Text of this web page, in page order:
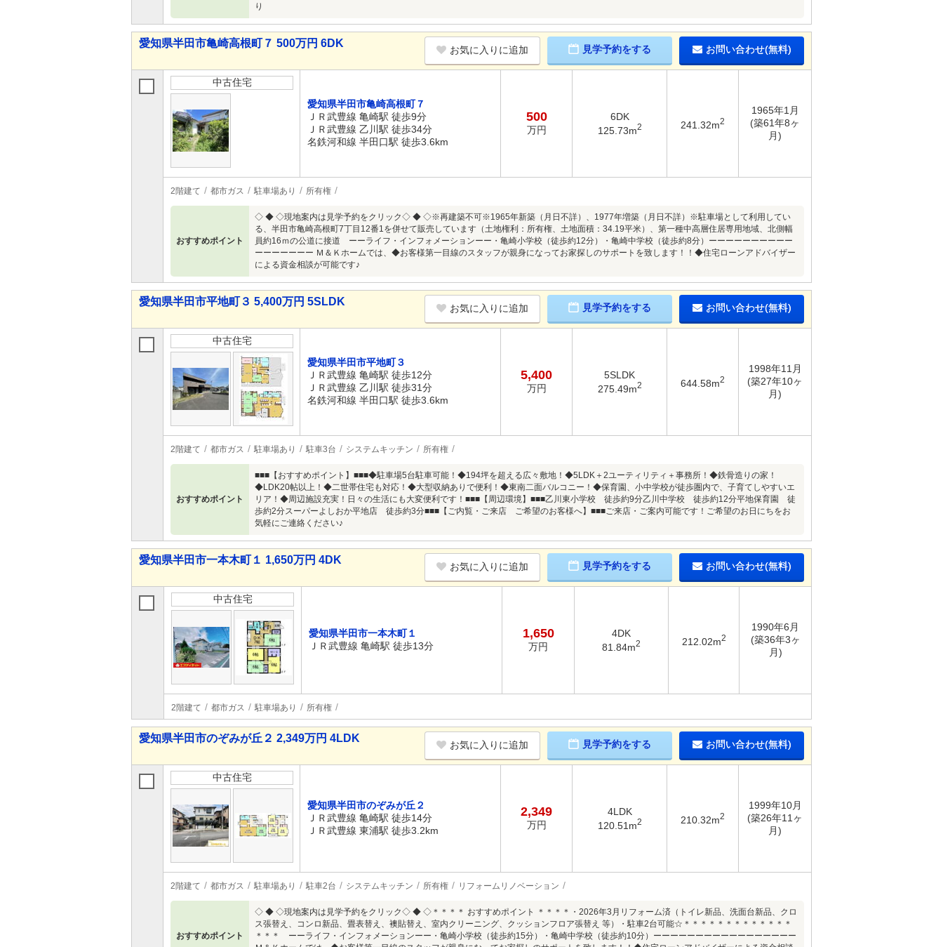
り
愛知県半田市亀崎高根町７ 500万円 6DK
お気に入りに追加 見学予約をする お問い合わせ(無料)
中古住宅
愛知県半田市亀崎高根町７
ＪＲ武豊線 亀崎駅 徒歩9分
ＪＲ武豊線 乙川駅 徒歩34分
名鉄河和線 半田口駅 徒歩3.6km
500
万円
6DK
125.73m2 241.32m2
1965年1月
(築61年8ヶ
月)
2階建て 都市ガス 駐車場あり 所有権
おすすめポイント
◇ ◆ ◇現地案内は見学予約をクリック◇ ◆ ◇※再建築不可※1965年新築（月日不詳）、1977年増築（月日不詳）※駐車場として利用してい
る、半田市亀崎高根町7丁目12番1を併せて販売しています（土地権利：所有権、土地面積：34.19平米）、第一種中高層住居専用地域、北側幅
員約16ｍの公道に接道 ーーライフ・インフォメーションーー・亀崎小学校（徒歩約12分）・亀崎中学校（徒歩約8分）ーーーーーーーーーー
ーーーーーーー Ｍ＆Ｋホームでは、◆お客様第一目線のスタッフが親身になってお家探しのサポートを致します！！◆住宅ローンアドバイザー
による資金相談が可能です♪
愛知県半田市平地町３ 5,400万円 5SLDK
お気に入りに追加 見学予約をする お問い合わせ(無料)
中古住宅
愛知県半田市平地町３
ＪＲ武豊線 亀崎駅 徒歩12分
ＪＲ武豊線 乙川駅 徒歩31分
名鉄河和線 半田口駅 徒歩3.6km
5,400
万円
5SLDK
275.49m2 644.58m2
1998年11月
(築27年10ヶ
月)
2階建て 都市ガス 駐車場あり 駐車3台 システムキッチン 所有権
おすすめポイント
■■■【おすすめポイント】■■■◆駐車場5台駐車可能！◆194坪を超える広々敷地！◆5LDK＋2ユーティリティ＋事務所！◆鉄骨造りの家！
◆LDK20帖以上！◆二世帯住宅も対応！◆大型収納ありで便利！◆東南二面バルコニー！◆保育園、小中学校が徒歩圏内で、子育てしやすいエ
リア！◆周辺施設充実！日々の生活にも大変便利です！■■■【周辺環境】■■■乙川東小学校 徒歩約9分乙川中学校 徒歩約12分平地保育園 徒
歩約2分スーパーよしおか平地店 徒歩約3分■■■【ご内覧・ご来店 ご希望のお客様へ】■■■ご来店・ご案内可能です！ご希望のお日にちをお
気軽にご連絡ください♪
愛知県半田市一本木町１ 1,650万円 4DK
お気に入りに追加 見学予約をする お問い合わせ(無料)
中古住宅
愛知県半田市一本木町１
ＪＲ武豊線 亀崎駅 徒歩13分
1,650
万円
4DK
81.84m2 212.02m2
1990年6月
(築36年3ヶ
月)
2階建て 都市ガス 駐車場あり 所有権
愛知県半田市のぞみが丘２ 2,349万円 4LDK
お気に入りに追加 見学予約をする お問い合わせ(無料)
中古住宅
愛知県半田市のぞみが丘２
ＪＲ武豊線 亀崎駅 徒歩14分
ＪＲ武豊線 東浦駅 徒歩3.2km
2,349
万円
4LDK
120.51m2 210.32m2
1999年10月
(築26年11ヶ
月)
2階建て 都市ガス 駐車場あり 駐車2台 システムキッチン 所有権 リフォームリノベーション
おすすめポイント
◇ ◆ ◇現地案内は見学予約をクリック◇ ◆ ◇＊＊＊＊ おすすめポイント ＊＊＊＊・2026年3月リフォーム済（トイレ新品、洗面台新品、クロ
ス張替え、コンロ新品、畳表替え、襖貼替え、室内クリーニング、クッションフロア張替え 等）・駐車2台可能☆＊＊＊＊＊＊＊＊＊＊＊＊＊
＊＊＊ ーーライフ・インフォメーションーー・亀崎小学校（徒歩約15分）・亀崎中学校（徒歩約10分）ーーーーーーーーーーーーーーーーー